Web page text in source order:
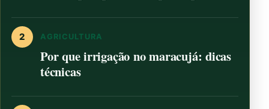
2 AGRICULTURA
Por que irrigação no maracujá: dicas
técnicas